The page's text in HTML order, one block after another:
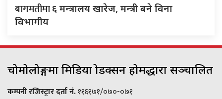
बागमतीमा६ मन्त्रालय खारेज, मन्त्री बने विना
विभागीय
चोमोलोङ्गमा मिडिया प्रोडक्सन होमद्धारा सञ्चालित
कम्पनी रजिस्ट्रार दर्ता नं.११६१७१/०७०-०७१